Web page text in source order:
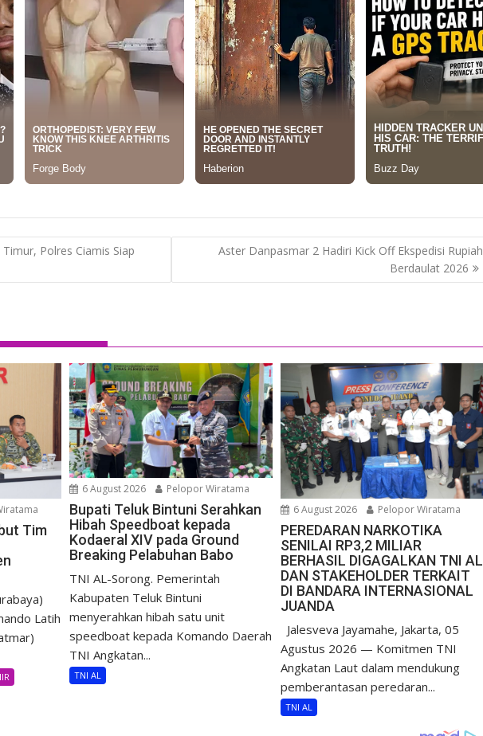
Polres Ciamis Siap
Aster Danpasmar 2 Hadiri Kick Off Ekspedisi Rupiah
Berdaulat 2026
Tim
Latih
6 August 2026 Pelopor Wiratama
Bupati Teluk Bintuni Serahkan
Hibah Speedboat kepada
Kodaeral XIV pada Ground
Breaking Pelabuhan Babo
TNI AL-Sorong. Pemerintah
Kabupaten Teluk Bintuni
menyerahkan hibah satu unit
speedboat kepada Komando Daerah
TNI Angkatan...
TNI AL
6 August 2026 Pelopor Wiratama
PEREDARAN NARKOTIKA
SENILAI RP3,2 MILIAR
BERHASIL DIGAGALKAN TNI AL
DAN STAKEHOLDER TERKAIT
DI BANDARA INTERNASIONAL
JUANDA
Jalesveva Jayamahe, Jakarta, 05
Agustus 2026 — Komitmen TNI
Angkatan Laut dalam mendukung
pemberantasan peredaran...
TNI AL